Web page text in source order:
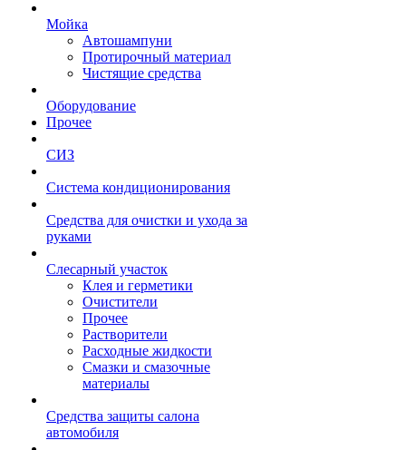
Мойка
Автошампуни
Протирочный материал
Чистящие средства
Оборудование
Прочее
СИЗ
Система кондиционирования
Средства для очистки и ухода за
руками
Слесарный участок
Клея и герметики
Очистители
Прочее
Растворители
Расходные жидкости
Смазки и смазочные
материалы
Средства защиты салона
автомобиля